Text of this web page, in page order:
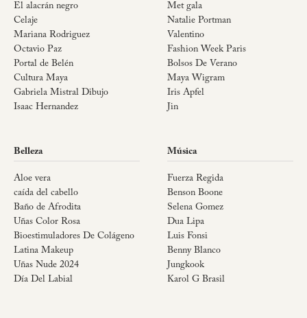
El alacrán negro
Celaje
Mariana Rodriguez
Octavio Paz
Portal de Belén
Cultura Maya
Gabriela Mistral Dibujo
Isaac Hernandez
Met gala
Natalie Portman
Valentino
Fashion Week Paris
Bolsos De Verano
Maya Wigram
Iris Apfel
Jin
Belleza
Aloe vera
caída del cabello
Baño de Afrodita
Uñas Color Rosa
Bioestimuladores De Colágeno
Latina Makeup
Uñas Nude 2024
Día Del Labial
Música
Fuerza Regida
Benson Boone
Selena Gomez
Dua Lipa
Luis Fonsi
Benny Blanco
Jungkook
Karol G Brasil